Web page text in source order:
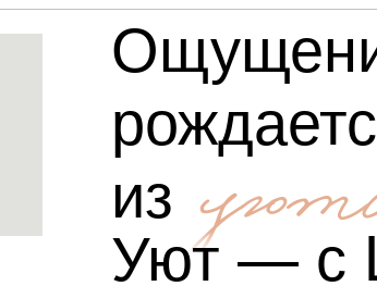
из
Уют — с